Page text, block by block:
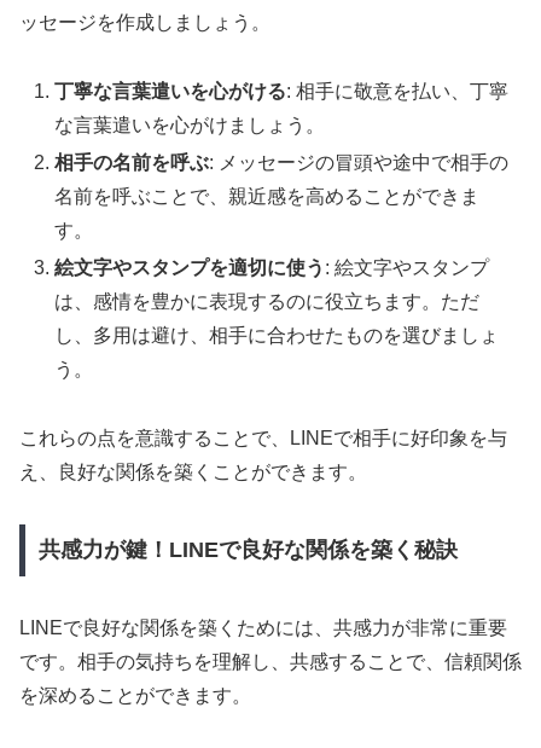
ッセージを作成しましょう。
丁寧な言葉遣いを心がける: 相手に敬意を払い、丁寧
な言葉遣いを心がけましょう。
相手の名前を呼ぶ: メッセージの冒頭や途中で相手の
名前を呼ぶことで、親近感を高めることができま
す。
絵文字やスタンプを適切に使う : 絵文字やスタンプ
は、感情を豊かに表現するのに役立ちます。ただ
し、多用は避け、相手に合わせたものを選びましょ
う。
これらの点を意識することで、LINEで相手に好印象を与
え、良好な関係を築くことができます。
共感力が鍵！LINEで良好な関係を築く秘訣
LINEで良好な関係を築くためには、共感力が非常に重要
です。相手の気持ちを理解し、共感することで、信頼関係
を深めることができます。